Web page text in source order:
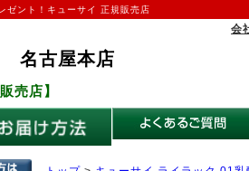
ント！キューサイ 正規販売店
名古屋本店
売店】
会